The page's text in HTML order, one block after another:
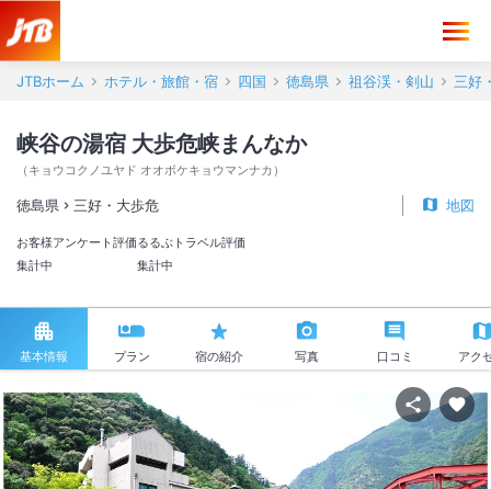
JTBホーム ホテル・旅館・宿 四国 徳島県 祖谷渓・剣山 三好
峡谷の湯宿 大歩危峡まんなか
（ キョウコクノユヤド オオボケキョウマンナカ ）
徳島県 三好・大歩危 地図
お客様アンケート評価
集計中
るるぶトラベル評価
集計中
基本情報 プラン 宿の紹介 写真 口コミ アク